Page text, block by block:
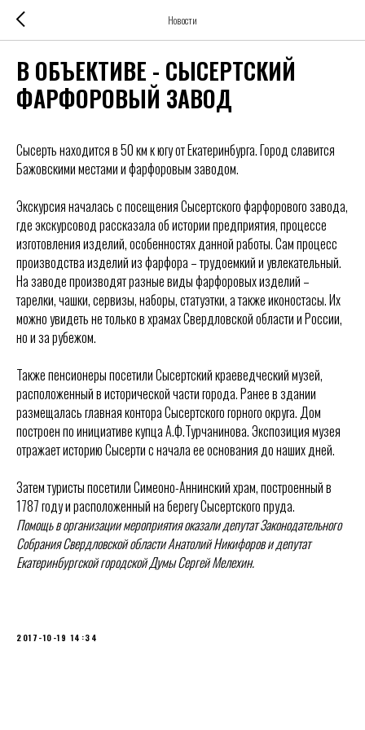
Новости
В ОБЪЕКТИВЕ - СЫСЕРТСКИЙ
ФАРФОРОВЫЙ ЗАВОД
Сысерть находится в 50 км к югу от Екатеринбурга. Город славится
Бажовскими местами и фарфоровым заводом.
Экскурсия началась с посещения Сысертского фарфорового завода,
где экскурсовод рассказала об истории предприятия, процессе
изготовления изделий, особенностях данной работы. Сам процесс
производства изделий из фарфора – трудоемкий и увлекательный.
На заводе производят разные виды фарфоровых изделий –
тарелки, чашки, сервизы, наборы, статуэтки, а также иконостасы. Их
можно увидеть не только в храмах Свердловской области и России,
но и за рубежом.
Также пенсионеры посетили Сысертский краеведческий музей,
расположенный в исторической части города. Ранее в здании
размещалась главная контора Сысертского горного округа. Дом
построен по инициативе купца А.Ф.Турчанинова. Экспозиция музея
отражает историю Сысерти с начала ее основания до наших дней.
Затем туристы посетили Симеоно-Аннинский храм, построенный в
1787 году и расположенный на берегу Сысертского пруда.
Помощь в организации мероприятия оказали депутат Законодательного
Собрания Свердловской области Анатолий Никифоров и депутат
Екатеринбургской городской Думы Сергей Мелехин.
2017-10-19 14:34